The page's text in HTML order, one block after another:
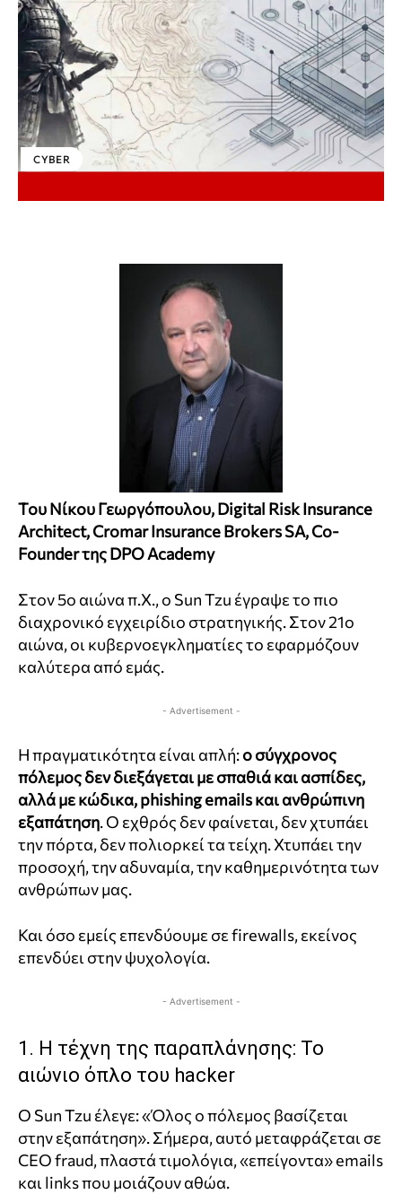
CYBER
Του Νίκου Γεωργόπουλου, Digital Risk Insurance
Architect, Cromar Insurance Brokers SA, Co-
Founder της DPO Academy
Στον 5ο αιώνα π.Χ., ο Sun Tzu έγραψε το πιο
διαχρονικό εγχειρίδιο στρατηγικής. Στον 21ο
αιώνα, οι κυβερνοεγκληματίες το εφαρμόζουν
καλύτερα από εμάς.
- Advertisement -
Η πραγματικότητα είναι απλή:ο σύγχρονος
πόλεμος δεν διεξάγεται με σπαθιά και ασπίδες,
αλλά με κώδικα, phishing emails και ανθρώπινη
εξαπάτηση. Ο εχθρός δεν φαίνεται, δεν χτυπάει
την πόρτα, δεν πολιορκεί τα τείχη. Χτυπάει την
προσοχή, την αδυναμία, την καθημερινότητα των
ανθρώπων μας.
Και όσο εμείς επενδύουμε σε firewalls, εκείνος
επενδύει στην ψυχολογία.
- Advertisement -
1. Η τέχνη της παραπλάνησης: Το
αιώνιο όπλο του hacker
Ο Sun Tzu έλεγε: «Όλος ο πόλεμος βασίζεται
στην εξαπάτηση». Σήμερα, αυτό μεταφράζεται σε
CEO fraud, πλαστά τιμολόγια, «επείγοντα» emails
και links που μοιάζουν αθώα.